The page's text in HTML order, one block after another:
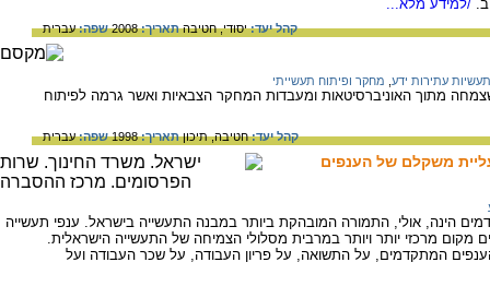
/למידע מלא...
קהל יעד:יסודי,חטיבהתאריך:2008 שפה:עברית
תעשיות עתירות ידע מחקר ופיתוח תעשייתי
מתוך האוניברסיטאות ומעבדות המחקר הצבאיות ואשר גרמה לפיתוח
קהל יעד:חטיבה,תיכוןתאריך:1998 שפה:עברית
משקלם של הענפים
הינה, אולי, התמורה המובהקת ביותר במבנה התעשייה בישראל. ענפי תעשייה
מקום מרכזי יותר ויותר במרבית מסלולי הצמיחה של התעשייה הישראלית.
המתקדמים, על התשואה, על פריון העבודה, על שכר העבודה ועל